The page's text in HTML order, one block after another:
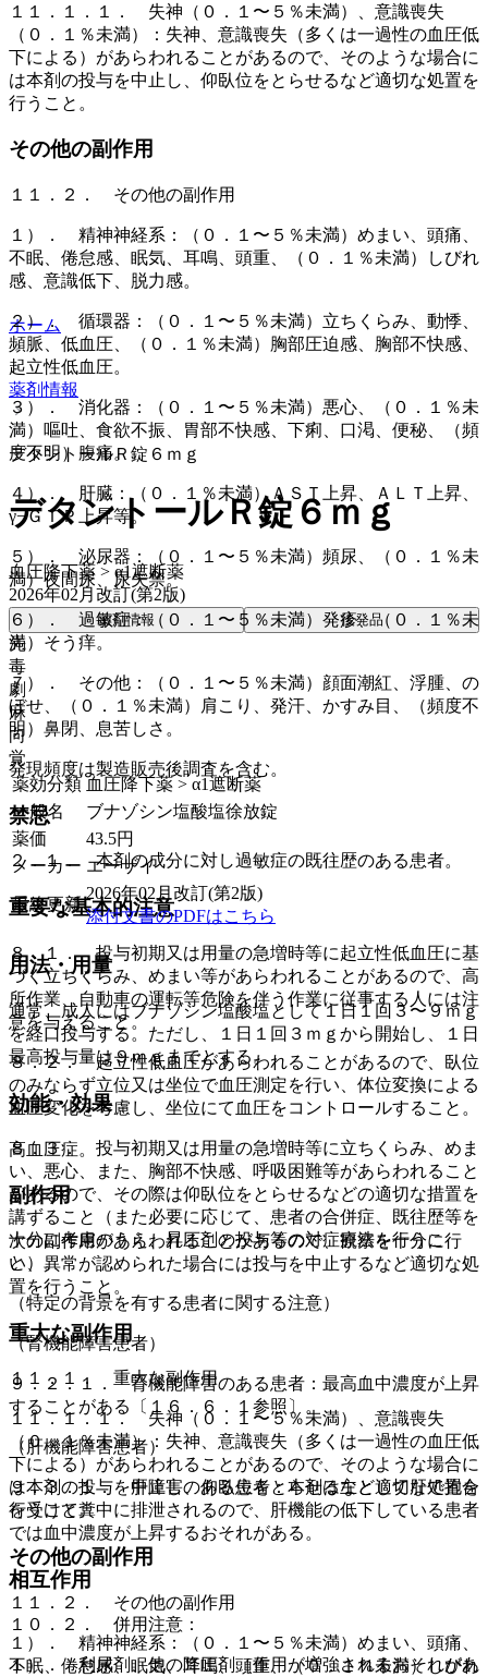
１１．１．１． 失神（０．１〜５％未満）、意識喪失
（０．１％未満）：失神、意識喪失（多くは一過性の血圧低
下による）があらわれることがあるので、そのような場合に
は本剤の投与を中止し、仰臥位をとらせるなど適切な処置を
行うこと。
その他の副作用
１１．２． その他の副作用
１）． 精神神経系：（０．１〜５％未満）めまい、頭痛、
不眠、倦怠感、眠気、耳鳴、頭重、（０．１％未満）しびれ
感、意識低下、脱力感。
２）． 循環器：（０．１〜５％未満）立ちくらみ、動悸、
頻脈、低血圧、（０．１％未満）胸部圧迫感、胸部不快感、
起立性低血圧。
３）． 消化器：（０．１〜５％未満）悪心、（０．１％未
満）嘔吐、食欲不振、胃部不快感、下痢、口渇、便秘、（頻
度不明）腹痛。
４）． 肝臓：（０．１％未満）ＡＳＴ上昇、ＡＬＴ上昇、
γ−ＧＴＰ上昇等。
５）． 泌尿器：（０．１〜５％未満）頻尿、（０．１％未
満）夜間尿、尿失禁。
６）． 過敏症：（０．１〜５％未満）発疹、（０．１％未
満）そう痒。
７）． その他：（０．１〜５％未満）顔面潮紅、浮腫、の
ぼせ、（０．１％未満）肩こり、発汗、かすみ目、（頻度不
明）鼻閉、息苦しさ。
発現頻度は製造販売後調査を含む。
禁忌
２．１． 本剤の成分に対し過敏症の既往歴のある患者。
重要な基本的注意
８．１． 投与初期又は用量の急増時等に起立性低血圧に基
づく立ちくらみ、めまい等があらわれることがあるので、高
所作業、自動車の運転等危険を伴う作業に従事する人には注
意を与えること。
８．２． 起立性低血圧があらわれることがあるので、臥位
のみならず立位又は坐位で血圧測定を行い、体位変換による
血圧変化を考慮し、坐位にて血圧をコントロールすること。
８．３． 投与初期又は用量の急増時等に立ちくらみ、めま
い、悪心、また、胸部不快感、呼吸困難等があらわれること
があるので、その際は仰臥位をとらせるなどの適切な措置を
講ずること（また必要に応じて、患者の合併症、既往歴等を
十分に考慮のうえ、昇圧剤の投与等の対症療法を行うこ
と）。
（特定の背景を有する患者に関する注意）
（腎機能障害患者）
９．２．１． 腎機能障害のある患者：最高血中濃度が上昇
することがある〔１６．６．１参照〕。
（肝機能障害患者）
９．３．１． 肝障害のある患者：本剤は主として肝で抱合
を受けて糞中に排泄されるので、肝機能の低下している患者
では血中濃度が上昇するおそれがある。
相互作用
１０．２． 併用注意：
１）． 利尿剤、他の降圧剤［作用が増強されるおそれがあ
ホーム
薬剤情報
デタントールＲ錠６ｍｇ
デタントールＲ錠６ｍｇ
血圧降下薬 > α1遮断薬
2026年02月改訂(第2版)
薬剤情報 後発品
先
毒
劇
麻
向
覚
薬効分類 血圧降下薬 > α1遮断薬
一般名
ブナゾシン塩酸塩徐放錠
薬価
43.5円
メーカー エーザイ
最終更新
2026年02月改訂(第2版)
添付文書のPDFはこちら
用法・用量
通常、成人にはブナゾシン塩酸塩として１日１回３〜９ｍｇ
を経口投与する。ただし、１日１回３ｍｇから開始し、１日
最高投与量は９ｍｇまでとする。
効能・効果
高血圧症。
副作用
次の副作用があらわれることがあるので、観察を十分に行
い、異常が認められた場合には投与を中止するなど適切な処
置を行うこと。
重大な副作用
１１．１． 重大な副作用
１１．１．１． 失神（０．１〜５％未満）、意識喪失
（０．１％未満）：失神、意識喪失（多くは一過性の血圧低
下による）があらわれることがあるので、そのような場合に
は本剤の投与を中止し、仰臥位をとらせるなど適切な処置を
行うこと。
その他の副作用
１１．２． その他の副作用
１）． 精神神経系：（０．１〜５％未満）めまい、頭痛、
不眠、倦怠感、眠気、耳鳴、頭重、（０．１％未満）しびれ